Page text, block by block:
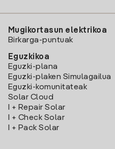
Mugikortasun elektrikoa
Birkarga-puntuak
Eguzkikoa
Eguzki-plana
Eguzki-plaken Simulagailua
Eguzki-komunitateak
Solar Cloud
I + Repair Solar
I + Check Solar
I + Pack Solar